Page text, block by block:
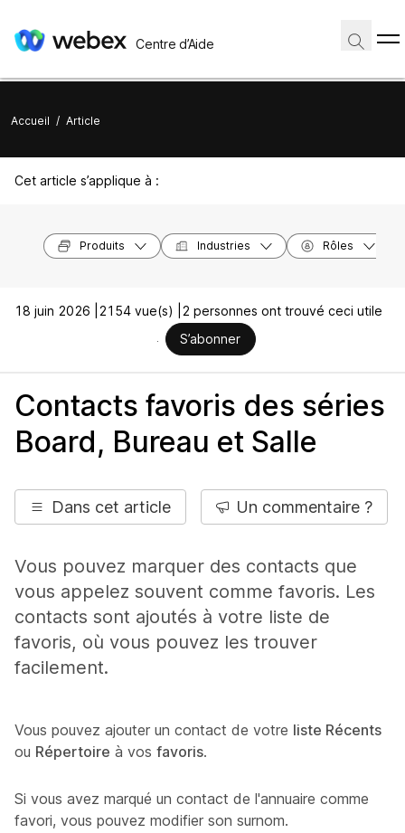
Centre d’Aide
Accueil / Article
Cet article s’applique à :
Produits Industries Rôles
18 juin 2026 | 2154 vue(s) |
2 personnes ont trouvé ceci utile
S’abonner
Contacts favoris des séries
Board, Bureau et Salle
Dans cet article Un commentaire ?
Vous pouvez marquer des contacts que
vous appelez souvent comme favoris. Les
contacts sont ajoutés à votre liste de
favoris, où vous pouvez les trouver
facilement.
Vous pouvez ajouter un contact de votre liste Récents
ou Répertoire à vos favoris.
Si vous avez marqué un contact de l'annuaire comme
favori, vous pouvez modifier son surnom.